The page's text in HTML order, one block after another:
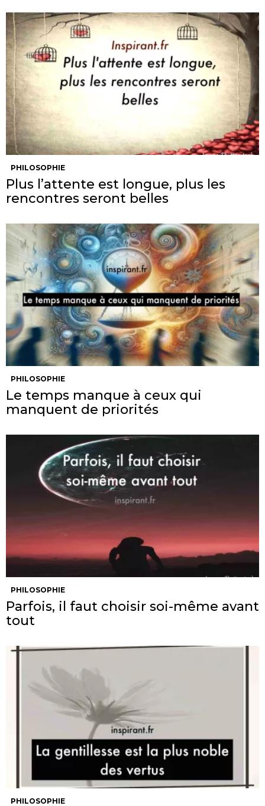
PHILOSOPHIE
Plus l’attente est longue, plus les
rencontres seront belles
PHILOSOPHIE
Le temps manque à ceux qui
manquent de priorités
PHILOSOPHIE
Parfois, il faut choisir soi-même avant
tout
PHILOSOPHIE